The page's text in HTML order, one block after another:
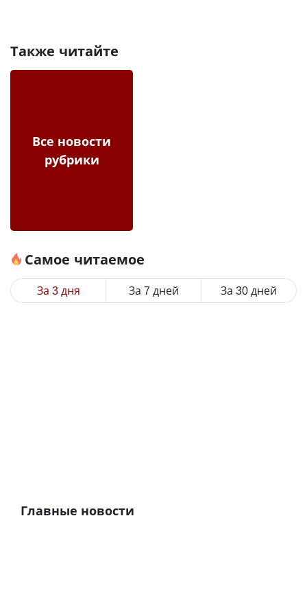
Также читайте
Все новости
рубрики
Самое читаемое
За 3 дня За 7 дней За 30 дней
Главные новости